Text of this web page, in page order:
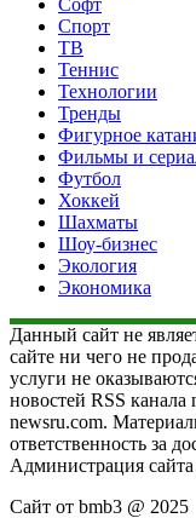
Спорт
ТВ
Теннис
Технологии
Тренды
Фигурное
Фильмы и
Футбол
Хоккей
Шахматы
Шоу-бизнес
Экология
Экономика
Данный сайт не
сайте ни чего не
услуги не
новостей RSS канала
newsru.com.
ответственность за
Администрация сайта
Сайт от bmb3 @ 2025